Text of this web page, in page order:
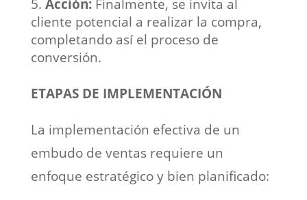
Acción:Finalmente, se invita al
cliente potencial a realizar la compra,
completando así el proceso de
conversión.
ETAPAS DE IMPLEMENTACIÓN
La implementación efectiva de un
embudo de ventas requiere un
enfoque estratégico y bien planificado: